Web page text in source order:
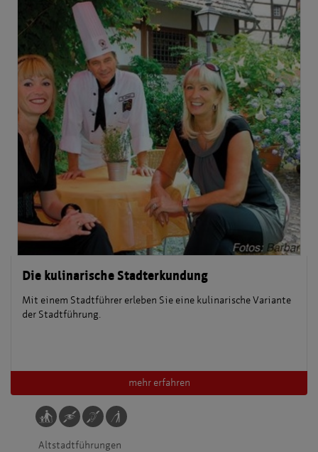
Die kulinarische Stadterkundung
Mit einem Stadtführer erleben Sie eine kulinarische Variante
der Stadtführung.
mehr erfahren
Altstadtführungen